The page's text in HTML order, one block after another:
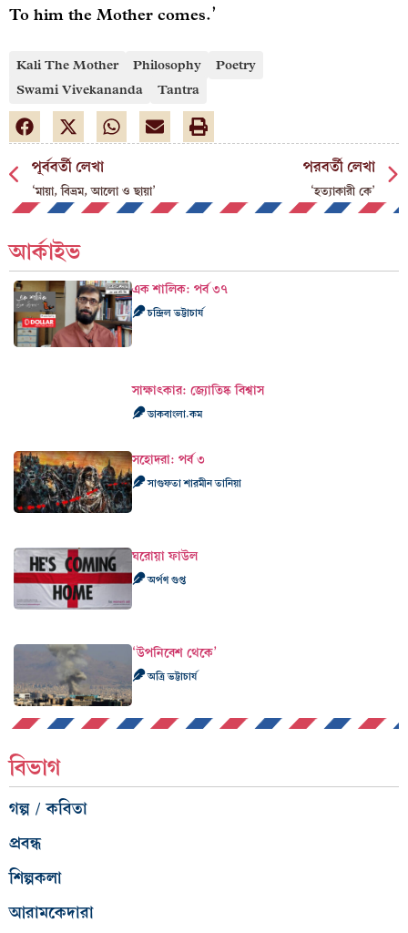
To him the Mother comes.’
Kali The Mother Philosophy
Poetry
Swami Vivekananda
Tantra
পূর্ববর্তী লেখা
‘মায়া, বিভ্রম, আলো ও ছায়া’
পরবর্তী লেখা
‘হত্যাকারী কে’
আর্কাইভ
এক শালিক: পর্ব ৩৭
চন্দ্রিল ভট্টাচার্য
সাক্ষাৎকার: জ্যোতিষ্ক বিশ্বাস
ডাকবাংলা.কম
সহোদরা: পর্ব ৩
সাগুফতা শারমীন তানিয়া
ঘরোয়া ফাউল
অর্পণ গুপ্ত
‘উপনিবেশ থেকে’
অত্রি ভট্টাচার্য
বিভাগ
গল্প / কবিতা
প্রবন্ধ
শিল্পকলা
আরামকেদারা